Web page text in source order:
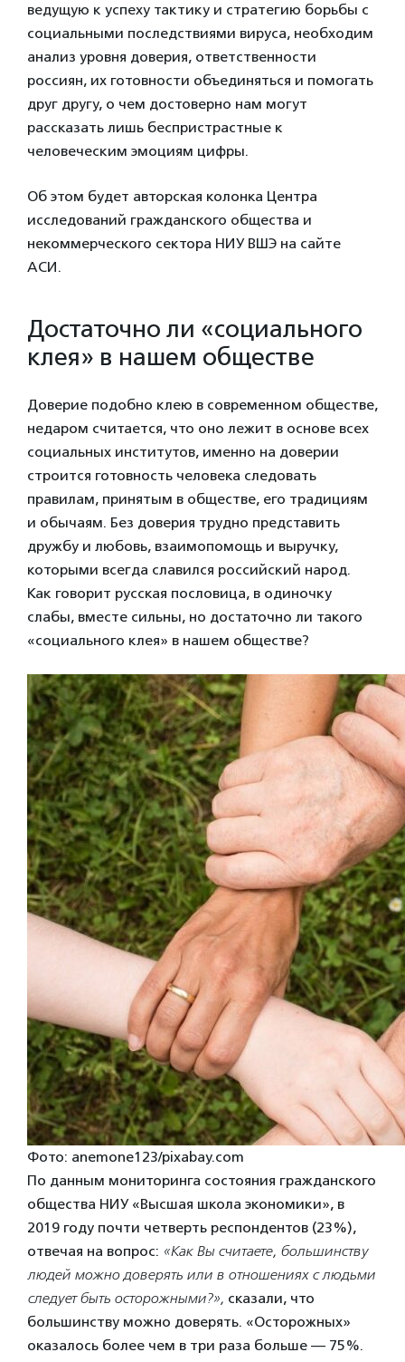
ведущую к успеху тактику и стратегию борьбы с
социальными последствиями вируса, необходим
анализ уровня доверия, ответственности
россиян, их готовности объединяться и помогать
друг другу, о чем достоверно нам могут
рассказать лишь беспристрастные к
человеческим эмоциям цифры.
Об этом будет авторская колонка Центра
исследований гражданского общества и
некоммерческого сектора НИУ ВШЭ на сайте
АСИ.
Достаточно ли «социального
клея» в нашем обществе
Доверие подобно клею в современном обществе,
недаром считается, что оно лежит в основе всех
социальных институтов, именно на доверии
строится готовность человека следовать
правилам, принятым в обществе, его традициям
и обычаям. Без доверия трудно представить
дружбу и любовь, взаимопомощь и выручку,
которыми всегда славился российский народ.
Как говорит русская пословица, в одиночку
слабы, вместе сильны, но достаточно ли такого
«социального клея» в нашем обществе?
Фото: anemone123/pixabay.com
По данным мониторинга состояния гражданского
общества НИУ «Высшая школа экономики», в
2019 году почти четверть респондентов (23%),
отвечая на вопрос: «Как Вы считаете, большинству
людей можно доверять или в отношениях с людьми
следует быть осторожными?», сказали, что
большинству можно доверять. «Осторожных»
оказалось более чем в три раза больше — 75%.